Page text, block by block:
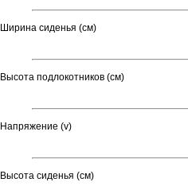
Ширина сиденья (см)
Высота подлокотников (см)
Напряжение (v)
Высота сиденья (см)